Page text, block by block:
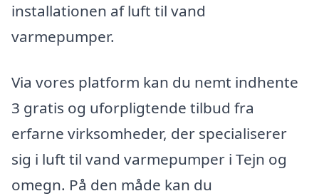
installationen af luft til vand
varmepumper.
Via vores platform kan du nemt indhente
3 gratis og uforpligtende tilbud fra
erfarne virksomheder, der specialiserer
sig i luft til vand varmepumper i Tejn og
omegn. På den måde kan du